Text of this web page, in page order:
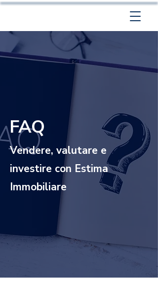
FAQ
Vendere, valutare e
investire con Estima
Immobiliare